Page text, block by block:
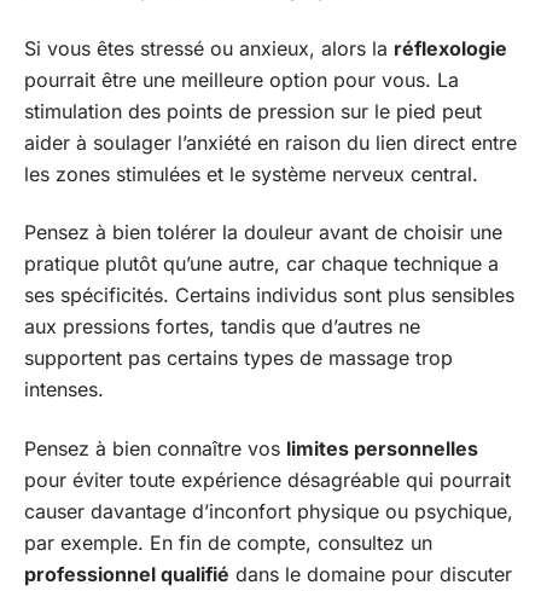
Si vous êtes stressé ou anxieux, alors la réflexologie
pourrait être une meilleure option pour vous. La
stimulation des points de pression sur le pied peut
aider à soulager l’anxiété en raison du lien direct entre
les zones stimulées et le système nerveux central.
Pensez à bien tolérer la douleur avant de choisir une
pratique plutôt qu’une autre, car chaque technique a
ses spécificités. Certains individus sont plus sensibles
aux pressions fortes, tandis que d’autres ne
supportent pas certains types de massage trop
intenses.
Pensez à bien connaître vos limites personnelles
pour éviter toute expérience désagréable qui pourrait
causer davantage d’inconfort physique ou psychique,
par exemple. En fin de compte, consultez un
professionnel qualifié dans le domaine pour discuter